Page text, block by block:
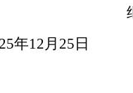
25日